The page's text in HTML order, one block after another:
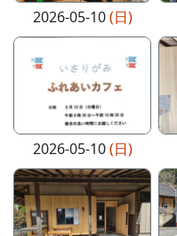
2026-05-10(日)
2026-05-10(日)